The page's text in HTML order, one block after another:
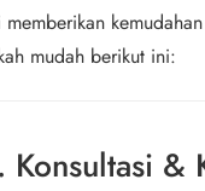
memberikan
mudah berikut ini:
Konsultasi &